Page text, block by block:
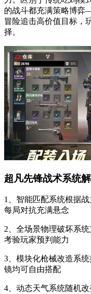
的战斗都充满策略博
冒险追击高价值目标，
择。
超凡先锋战术系统解
1、智能匹配系统根据
每局对抗充满悬念
2、全场景物理破坏系
考验玩家预判能力
3、模块化枪械改造系
镜均可自由搭配
4、动态天气系统随机